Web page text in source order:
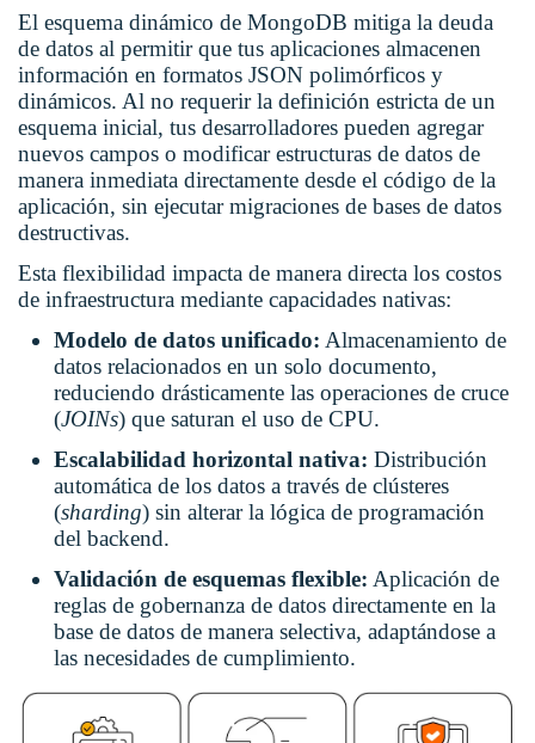
El esquema dinámico de MongoDB mitiga la deuda
de datos al permitir que tus aplicaciones almacenen
información en formatos JSON polimórficos y
dinámicos. Al no requerir la definición estricta de un
esquema inicial, tus desarrolladores pueden agregar
nuevos campos o modificar estructuras de datos de
manera inmediata directamente desde el código de la
aplicación, sin ejecutar migraciones de bases de datos
destructivas.
Esta flexibilidad impacta de manera directa los costos
de infraestructura mediante capacidades nativas:
Modelo de datos unificado: Almacenamiento de
datos relacionados en un solo documento,
reduciendo drásticamente las operaciones de cruce
(JOINs) que saturan el uso de CPU.
Escalabilidad horizontal nativa: Distribución
automática de los datos a través de clústeres
(sharding) sin alterar la lógica de programación
del backend.
Validación de esquemas flexible: Aplicación de
reglas de gobernanza de datos directamente en la
base de datos de manera selectiva, adaptándose a
las necesidades de cumplimiento.